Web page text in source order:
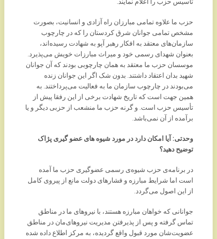
حزب ما علاوه تمامی مبارزان راه آزادی و انسانیت، بصورت
مشخص تمامی جوانان شرق کردستان را که در چارچوب
سازمان‌های معتقد به افکار رهبر آپو به شهادت رسیده‌اند،
بعنوان شهدای رسمی خود و میراث مبارزات خویش می‌پذیرد.
موسسان حزب ما معتقد به همان چارچوبی بودند که آن جوانان
شهید بدان اعتقاد داشتند. بدون شک اگر این جوانان زنده
می‌بودند در چارچوب سازمان ما به فعالیت می‌پرداختند. به
همین جهت است که تاریخ شهادت برخی از این رفقا پیش از
تأسیس حزب است. و گرنه حزب ما منشعب از حزبی دیگر و یا
برآمده از آن نمی‌باشد.
وحدتی: آیا امکان دارد در مورد شیوه های عضو گیری پژاک
توضیح دهید؟
در برنامه‌ی حزب شیوه‌ی رسمی عضوگیری حزب ما آمده
است اما شرایط مبارزه و فشارهای دولت مانع از پیروی کامل
از این اصول می‌گردد.
جوانانی که خواهان مبارزه هستند، با نیروهای ما در مناطق
تماس گرفته و پس از پذیرفتن مدیریت نیروهای‌مان در مناطق
عضویت‌شان مورد قبول واقع گردیده، به مرکز اطلاع داده شده